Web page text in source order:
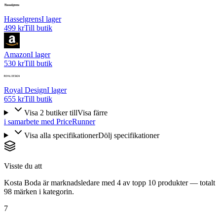
HasselgrensI lager
499 krTill butik
AmazonI lager
530 krTill butik
Royal DesignI lager
655 krTill butik
Visa 2 butiker tillVisa färre
i samarbete med PriceRunner
Visa alla specifikationerDölj specifikationer
Visste du att
Kosta Boda är marknadsledare med 4 av topp 10 produkter — totalt
98 märken i kategorin.
7